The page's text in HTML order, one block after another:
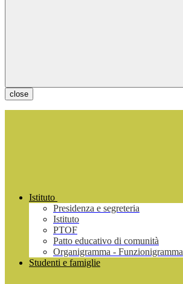
close
Istituto
Presidenza e segreteria
Istituto
PTOF
Patto educativo di comunità
Organigramma - Funzionigramma
Studenti e famiglie